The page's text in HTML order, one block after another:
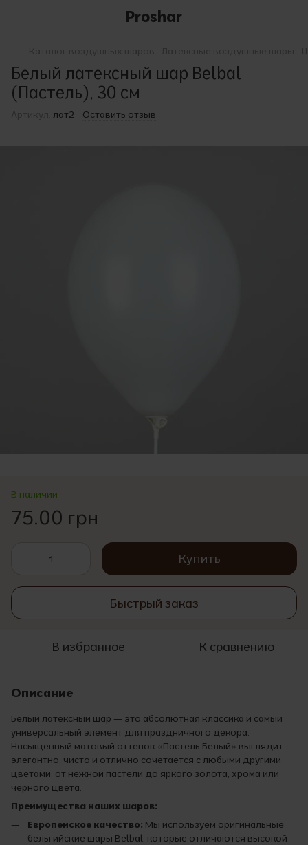
Proshar
Белый латексный шар Belbal
(Пастель), 30 см
лат2 Оставить отзыв
В наличии
75.00 грн
Купить
Быстрый заказ
В избранное К сравнению
Описание
Белый латексный шар — это абсолютная классика и самый
универсальный элемент для праздничного декора.
Насыщенный матовый оттенок «Пастель Белый» выглядит
элегантно, чисто и отлично сочетается с любыми другими
цветами: от нежной пастели до яркого золота, хрома или
черного цвета.
Преимущества наших шаров:
Европейское качество: Мы используем оригинальные
бельгийские шары Belbal, которые отличаются высокой